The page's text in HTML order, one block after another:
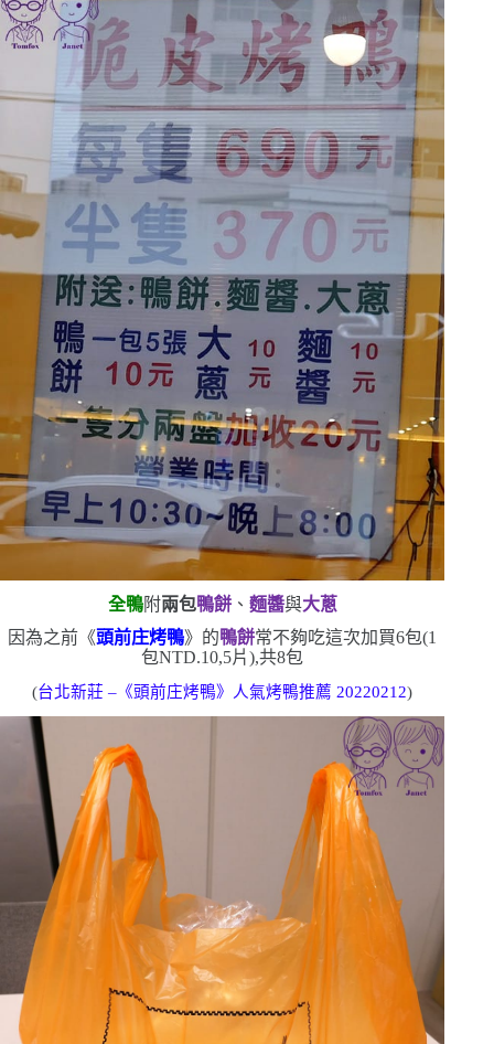
全鴨附兩包鴨餅、 麵醬與大蔥
因為之前《頭前庄烤鴨》的鴨餅常不夠吃這次加買6包(1
包NTD.10,5片),共8包
(台北新莊 – 《頭前庄烤鴨》人氣烤鴨推薦 20220212)